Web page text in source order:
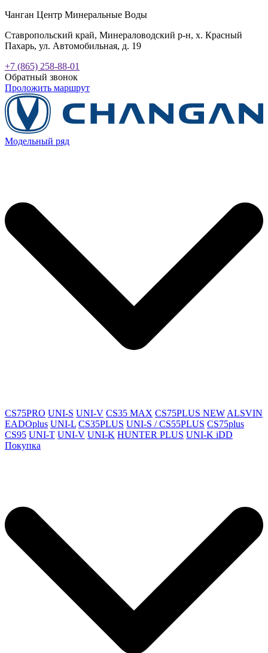
Чанган Центр Минеральные Воды
Ставропольский край, Минераловодский р-н, х. Красный
Пахарь, ул. Автомобильная, д. 19
+7 (865) 258-88-01
Обратный звонок
Проложить маршрут
Модельный ряд
CS75PRO UNI-S UNI-V CS35 MAX CS75PLUS NEW ALSVIN
EADOplus UNI-L CS35PLUS UNI-S / CS55PLUS CS75plus
CS95 UNI-T UNI-V UNI-K HUNTER PLUS UNI-K iDD
Покупка